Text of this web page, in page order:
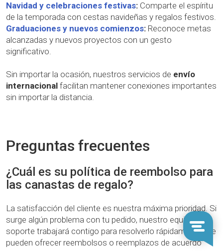
Navidad y celebraciones festivas: Comparte el espíritu
de la temporada con cestas navideñas y regalos festivos.
Graduaciones y nuevos comienzos: Reconoce metas
alcanzadas y nuevos proyectos con un gesto
significativo.
Sin importar la ocasión, nuestros servicios de envío
internacional facilitan mantener conexiones importantes
sin importar la distancia.
Preguntas frecuentes
¿Cuál es su política de reembolso para
las canastas de regalo?
La satisfacción del cliente es nuestra máxima prioridad. Si
surge algún problema con tu pedido, nuestro equipo de
soporte trabajará contigo para resolverlo rápidamente. Se
pueden ofrecer reembolsos o reemplazos de acuerdo